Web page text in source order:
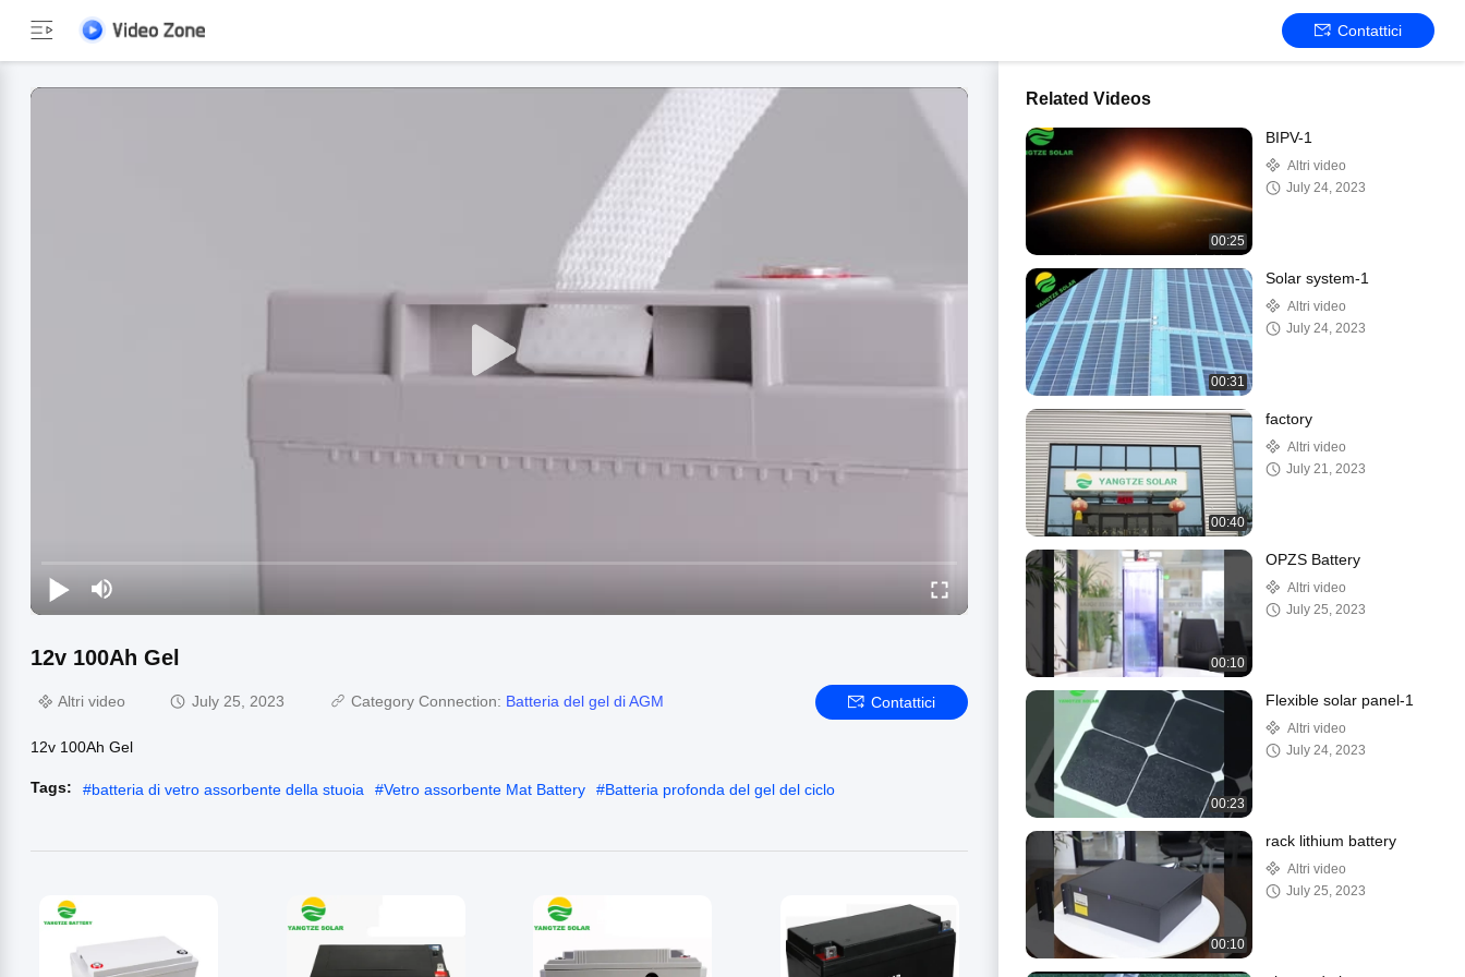
Contattici
12v 100Ah Gel
Altri video July 25, 2023 Category Connection: Batteria del gel di AGM Contattici
12v 100Ah Gel
Tags: #batteria di vetro assorbente della stuoia #Vetro assorbente Mat Battery #Batteria profonda del gel del ciclo
Related Videos
00:25
BIPV-1
Altri video
July 24, 2023
00:31
Solar system-1
Altri video
July 24, 2023
00:40
factory
Altri video
July 21, 2023
00:10
OPZS Battery
Altri video
July 25, 2023
00:23
Flexible solar panel-1
Altri video
July 24, 2023
00:10
rack lithium battery
Altri video
July 25, 2023